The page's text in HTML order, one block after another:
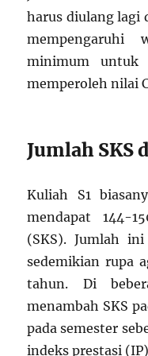
harus diulang lagi
mempengaruhi
minimum untuk
memperoleh nilai
Jumlah SKS
Kuliah S1
mendapat 144-
(SKS). Jumlah
sedemikian rupa
tahun. Di
menambah SKS
pada semester
indeks prestasi